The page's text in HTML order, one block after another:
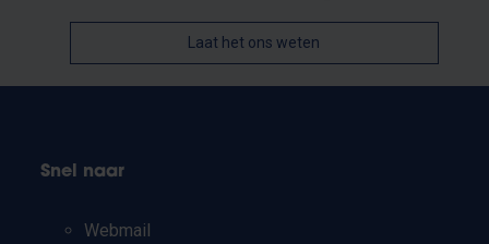
Laat het ons weten
Snel naar
Webmail